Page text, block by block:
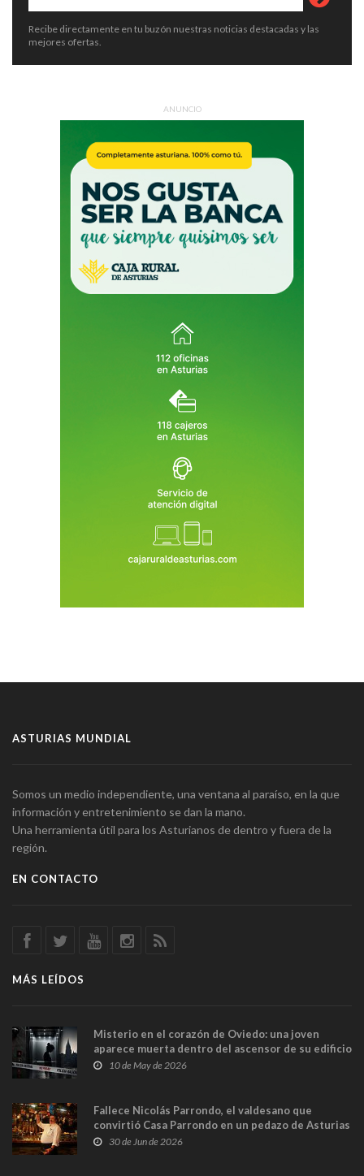
Recibe directamente en tu buzón nuestras noticias destacadas y las
mejores ofertas.
ANUNCIO
ASTURIAS MUNDIAL
Somos un medio independiente, una ventana al paraíso, en la que
información y entretenimiento se dan la mano.
Una herramienta útil para los Asturianos de dentro y fuera de la
región.
EN CONTACTO
MÁS LEÍDOS
Misterio en el corazón de Oviedo: una joven
aparece muerta dentro del ascensor de su edificio
y las cámaras captan sus últimos minutos
10 de May de 2026
Fallece Nicolás Parrondo, el valdesano que
convirtió Casa Parrondo en un pedazo de Asturias
en Madrid
30 de Jun de 2026